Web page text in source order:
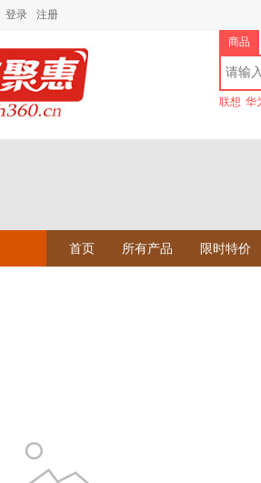
登录 注册
商品
联想 华
首页 所有产品 限时特价